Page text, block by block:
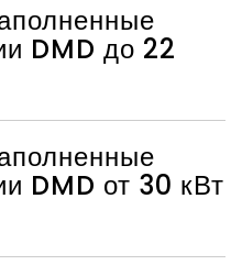
DMD до 22
DMD от 30 кВт